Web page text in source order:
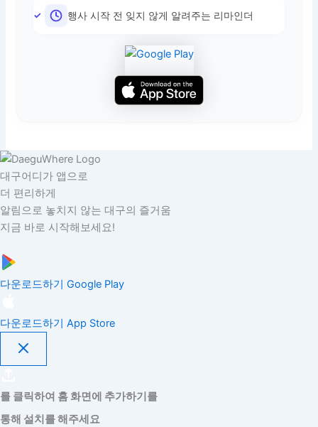
행사 시작 전 잊지 않게 알려주는 리마인더
대구어디가 앱으로
더 편리하게
알림으로 놓치지 않는 대구의 즐거움
지금 바로 시작해보세요!
다운로드하기 Google Play
다운로드하기 App Store
를 클릭하여 홈 화면에 추가하기를
통해 설치를 해주세요